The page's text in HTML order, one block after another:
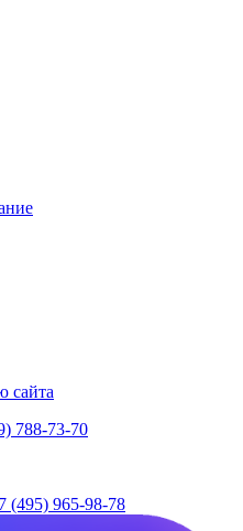
сайта
788-73-70
(495) 965-98-78